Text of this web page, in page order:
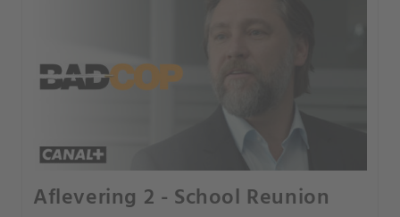
Aflevering 2 - School Reunion